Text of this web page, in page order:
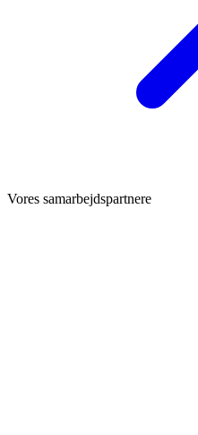
Vores samarbejdspartnere